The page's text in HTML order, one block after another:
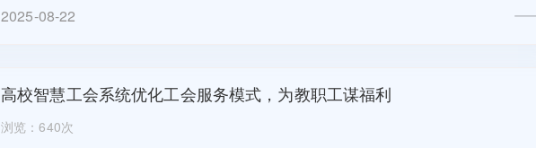
些？下面通过高校工会系统进行快速了解。1、工会服务效能..
2025-08-22
高校智慧工会系统优化工会服务模式，为教职工谋福利
浏览：640次